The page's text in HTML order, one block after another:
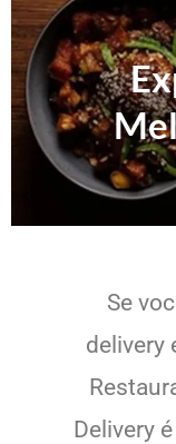
Se
delivery
Delivery